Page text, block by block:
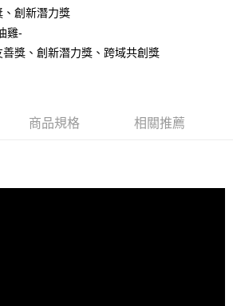
創新潛力獎
雞-
獎、創新潛力獎、跨域共創獎
商品規格 相關推薦